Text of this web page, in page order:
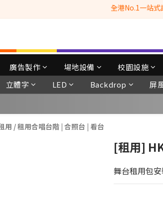
全港No.1一站式
選購現貨產品全單滿$3500自家專送免運費 (
Whatsapp: 66962838 | 電
全港No.1一站
廣告製作 場地設備 校園設施
立體字 LED Backdrop 屏
用 /租用合唱台階 | 合照台 | 看台
[租用]
舞台租用包